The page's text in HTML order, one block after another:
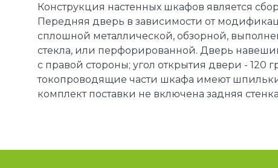
Конструкция настенных шкафов является
Передняя дверь в зависимости от
сплошной металлической, обзорной,
стекла, или перфорированной. Дверь
с правой стороны; угол открытия двери - 120
токопроводящие части шкафа имеют
комплект поставки не включена задняя